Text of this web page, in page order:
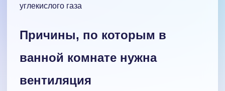
углекислого газа
Причины, по которым в
ванной комнате нужна
вентиляция